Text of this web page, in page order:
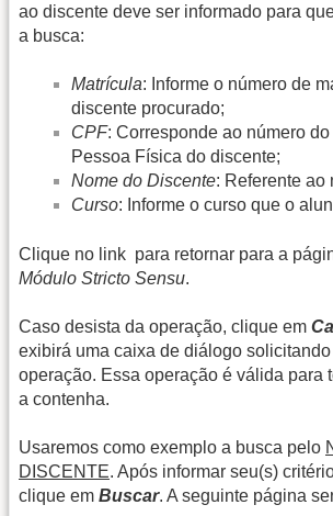
ao discente deve ser informado para
a busca:
Matrícula: Informe o número de
discente procurado;
CPF: Corresponde ao número
Pessoa Física do discente;
Nome do Discente: Referente ao
Curso: Informe o curso que o
Clique no link para retornar para a
Módulo Stricto Sensu.
Caso desista da operação, clique em
exibirá uma caixa de diálogo
operação. Essa operação é válida para
a contenha.
Usaremos como exemplo a busca pelo
DISCENTE. Após informar seu(s)
clique em Buscar. A seguinte página